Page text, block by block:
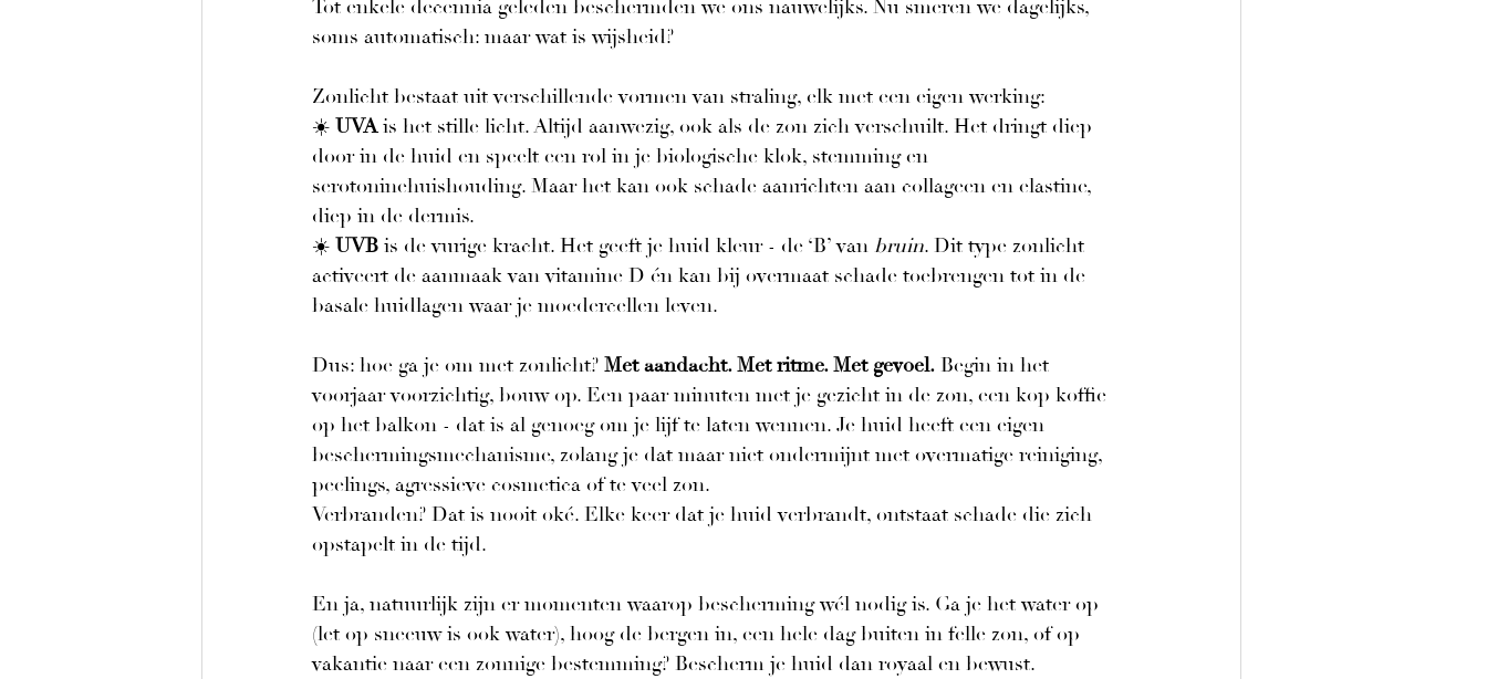
Tot enkele decennia geleden beschermden we ons nauwelijks. Nu smeren we dagelijks,
soms automatisch: maar wat is wijsheid?
Zonlicht bestaat uit verschillende vormen van straling, elk met een eigen werking:
☀️ UVA is het stille licht. Altijd aanwezig, ook als de zon zich verschuilt. Het dringt diep
door in de huid en speelt een rol in je biologische klok, stemming en
serotoninehuishouding. Maar het kan ook schade aanrichten aan collageen en elastine,
diep in de dermis.
☀️ UVB is de vurige kracht. Het geeft je huid kleur - de ‘B’ van bruin. Dit type zonlicht
activeert de aanmaak van vitamine D én kan bij overmaat schade toebrengen tot in de
basale huidlagen waar je moedercellen leven.
Dus: hoe ga je om met zonlicht? Met aandacht. Met ritme. Met gevoel. Begin in het
voorjaar voorzichtig, bouw op. Een paar minuten met je gezicht in de zon, een kop koffie
op het balkon - dat is al genoeg om je lijf te laten wennen. Je huid heeft een eigen
beschermingsmechanisme, zolang je dat maar niet ondermijnt met overmatige reiniging,
peelings, agressieve cosmetica of te veel zon.
Verbranden? Dat is nooit oké. Elke keer dat je huid verbrandt, ontstaat schade die zich
opstapelt in de tijd.
En ja, natuurlijk zijn er momenten waarop bescherming wél nodig is. Ga je het water op
(let op sneeuw is ook water), hoog de bergen in, een hele dag buiten in felle zon, of op
vakantie naar een zonnige bestemming? Bescherm je huid dan royaal en bewust.